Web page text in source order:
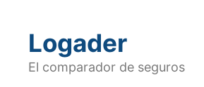
contenidoLogader
El comparador de seguros